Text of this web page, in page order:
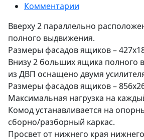
Комментарии
Вверху 2 параллельно
полного выдвижения.
Размеры фасадов ящиков –
Внизу 2 больших ящика полного
из ДВП оснащено двумя
Размеры фасадов ящиков –
Максимальная нагрузка на
Комод устанавливается на
сборно/разборный каркас.
Просвет от нижнего края